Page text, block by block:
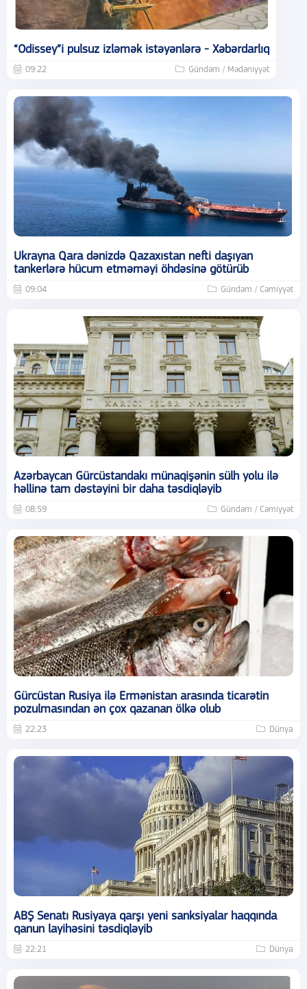
“Odissey”i pulsuz izləmək istəyənlərə - Xəbərdarlıq
09:22 Gündəm / Mədəniyyət
Ukrayna Qara dənizdə Qazaxıstan nefti daşıyan
tankerlərə hücum etməməyi öhdəsinə götürüb
09:04 Gündəm / Cəmiyyət
Azərbaycan Gürcüstandakı münaqişənin sülh yolu ilə
həllinə tam dəstəyini bir daha təsdiqləyib
08:59 Gündəm / Cəmiyyət
Gürcüstan Rusiya ilə Ermənistan arasında ticarətin
pozulmasından ən çox qazanan ölkə olub
22:23 Dünya
ABŞ Senatı Rusiyaya qarşı yeni sanksiyalar haqqında
qanun layihəsini təsdiqləyib
22:21 Dünya